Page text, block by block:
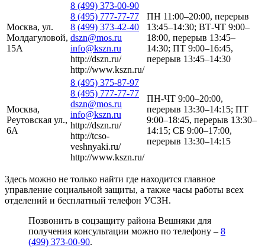
Москва, ул.
Молдагуловой,
15А
8 (499) 373-00-90
8 (495) 777-77-77
8 (499) 373-42-40
dszn@mos.ru
info@kszn.ru
http://dszn.ru/
http://www.kszn.ru/
ПН 11:00–20:00, перерыв
13:45–14:30; ВТ-ЧТ 9:00–
18:00, перерыв 13:45–
14:30; ПТ 9:00–16:45,
перерыв 13:45–14:30
Москва,
Реутовская ул.,
6А
8 (495) 375-87-97
8 (495) 777-77-77
dszn@mos.ru
info@kszn.ru
http://dszn.ru/
http://tcso-
veshnyaki.ru/
http://www.kszn.ru/
ПН-ЧТ 9:00–20:00,
перерыв 13:30–14:15; ПТ
9:00–18:45, перерыв 13:30–
14:15; СБ 9:00–17:00,
перерыв 13:30–14:15
Здесь можно не только найти где находится главное
управление социальной защиты, а также часы работы всех
отделений и бесплатный телефон УСЗН.
Позвонить в соцзащиту района Вешняки для
получения консультации можно по телефону – 8
(499) 373-00-90.